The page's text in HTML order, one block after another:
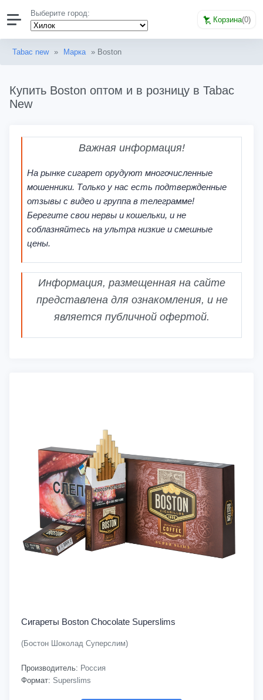
Выберите город:
Корзина(0)
Tabac new » Марка » Boston
Купить Boston оптом и в розницу в Tabac
New
Важная информация!
На рынке сигарет орудуют многочисленные
мошенники. Только у нас есть подтвержденные
отзывы с видео и группа в телеграмме!
Берегите свои нервы и кошельки, и не
соблазняйтесь на ультра низкие и смешные
цены.
Информация, размещенная на сайте
представлена для ознакомления, и не
является публичной офертой.
Сигареты Boston Chocolate Superslims
(Бостон Шоколад Суперслим)
Производитель: Россия
Формат: Superslims